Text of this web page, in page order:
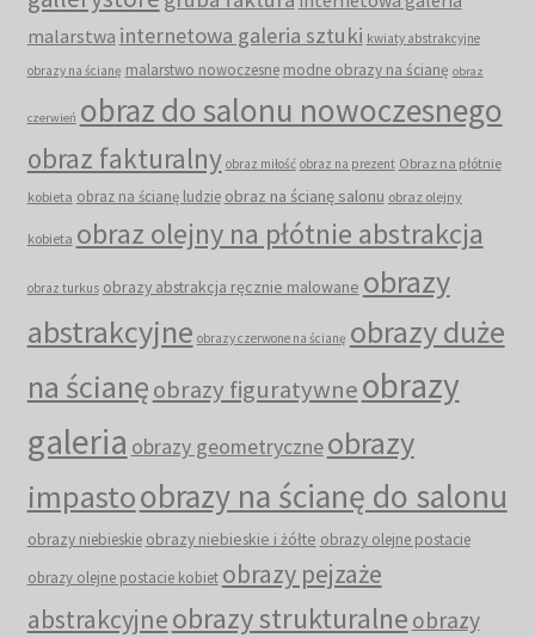
malarstwa internetowa galeria sztuki kwiaty abstrakcyjne
obrazy na ścianę malarstwo nowoczesne modne obrazy na ścianę obraz
czerwień obraz do salonu nowoczesnego
obraz fakturalny obraz miłość obraz na prezent Obraz na płótnie
kobieta obraz na ścianę ludzie obraz na ścianę salonu obraz olejny
kobieta obraz olejny na płótnie abstrakcja
obraz turkus obrazy abstrakcja ręcznie malowane obrazy
abstrakcyjne obrazy czerwone na ścianę obrazy duże
na ścianęobrazy figuratywneobrazy
galeria obrazy geometryczneobrazy
impastoobrazy na ścianę do salonu
obrazy niebieskie obrazy niebieskie i żółte obrazy olejne postacie
obrazy olejne postacie kobiet obrazy pejzaże
abstrakcyjneobrazy strukturalne obrazy